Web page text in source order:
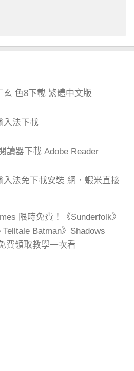
ㄠ 色8下載 繁體中文版
入法下載
讀器下載 Adobe Reader
入法免下載安裝 網．蝦米直接
限時免費！《Sunderfolk》
Telltale Batman》Shadows
費領取教學一次看